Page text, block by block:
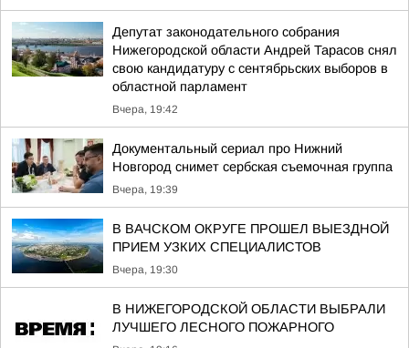
Депутат законодательного собрания
Нижегородской области Андрей Тарасов снял
свою кандидатуру с сентябрьских выборов в
областной парламент
Вчера, 19:42
Документальный сериал про Нижний
Новгород снимет сербская съемочная группа
Вчера, 19:39
В ВАЧСКОМ ОКРУГЕ ПРОШЕЛ ВЫЕЗДНОЙ
ПРИЕМ УЗКИХ СПЕЦИАЛИСТОВ
Вчера, 19:30
В НИЖЕГОРОДСКОЙ ОБЛАСТИ ВЫБРАЛИ
ЛУЧШЕГО ЛЕСНОГО ПОЖАРНОГО